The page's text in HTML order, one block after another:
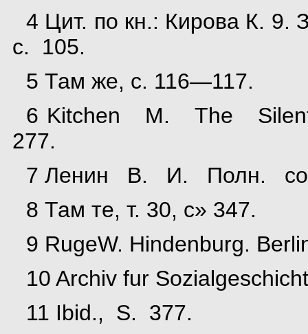
4 Цит. по кн.: Кирова К. 9.
с. 105.
5 Там же, с. 116—117.
6 Kitchen M. The Silent
277.
7 Ленин В. И. Полн.
8 Там те, т. 30, с» 347.
9 RugeW. Hindenburg.
10 Archiv fur
11 Ibid., S. 377.